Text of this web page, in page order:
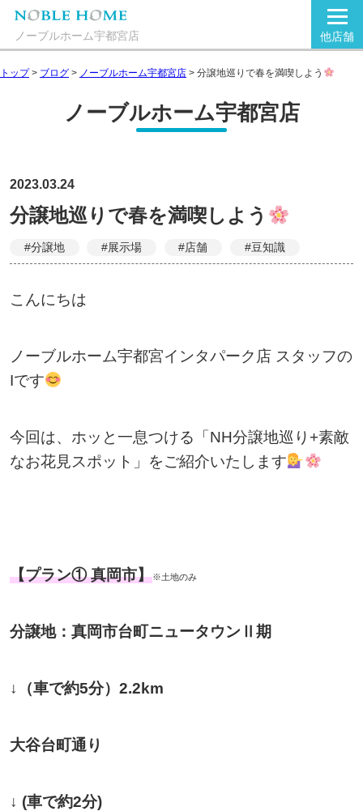
ノーブルホーム宇都宮店 他店舗
トップ> ブログ > ノーブルホーム宇都宮店 > 分譲地巡りで春を満喫しよう
ノーブルホーム宇都宮店
2023.03.24
分譲地巡りで春を満喫しよう
#分譲地 #展示場 #店舗 #豆知識
こんにちは
ノーブルホーム宇都宮インタパーク店 スタッフの
Iです
今回は、ホッと一息つける「NH分譲地巡り+素敵
なお花見スポット」をご紹介いたします
【プラン① 真岡市】※土地のみ
分譲地：真岡市台町ニュータウンⅡ期
↓（車で約5分）2.2km
大谷台町通り
↓ (車で約2分)